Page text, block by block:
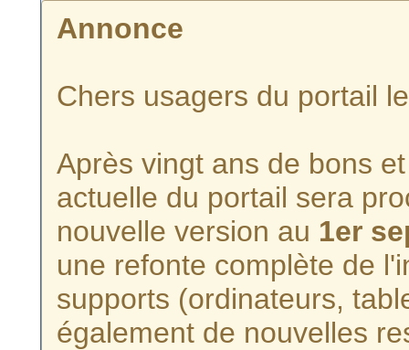
Annonce
Chers usagers du portail
Après vingt ans de bons
actuelle du portail sera
nouvelle version au 1er
une refonte complète de
supports (ordinateurs,
également de nouvelles